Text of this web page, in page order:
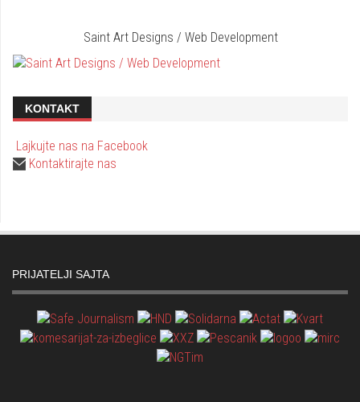
Saint Art Designs / Web Development
KONTAKT
Lajkujte nas na Facebook
Kontaktirajte nas
PRIJATELJI SAJTA